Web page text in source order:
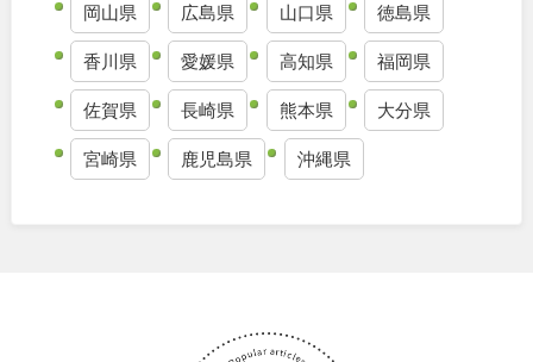
岡山県 広島県 山口県 徳島県
香川県 愛媛県 高知県 福岡県
佐賀県 長崎県 熊本県 大分県
宮崎県 鹿児島県 沖縄県